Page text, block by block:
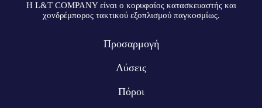
Η L&T COMPANY είναι ο κορυφαίος κατασκευαστής και
χονδρέμπορος τακτικού εξοπλισμού παγκοσμίως.
Προσαρμογή
Λύσεις
Πόροι